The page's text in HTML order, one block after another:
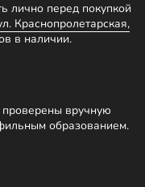
лично перед покупкой
Краснопролетарская,
в наличии.
вручную
образованием.